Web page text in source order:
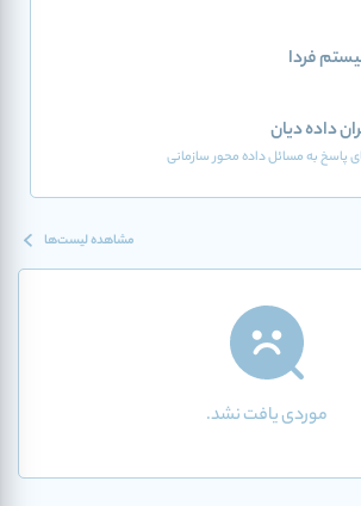
فردا
داده دیان
پاسخ به مسائل داده محور سازمانی
مشاهده لیست‌ها
موردی یافت نشد.